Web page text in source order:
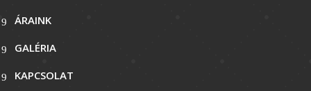
ÁRAINK
GALÉRIA
KAPCSOLAT